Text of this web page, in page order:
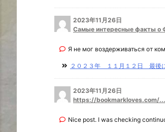
2023年11月26日
Самые интересные факты о
Я не мог воздерживаться от
２０２３年 １１月１２日 最後
2023年11月26日
https://bookmarkloves.com/...
Nice post. I was checking